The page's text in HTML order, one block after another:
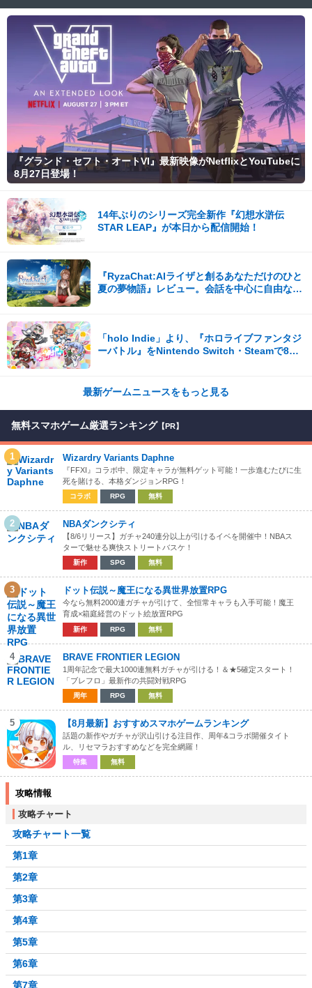
『グランド・セフト・オートVI』最新映像がNetflixとYouTubeに
8月27日登場！
14年ぶりのシリーズ完全新作『幻想水滸伝
STAR LEAP』が本日から配信開始！
『RyzaChat:AIライザと創るあなただけのひと
夏の夢物語』レビュー。会話を中心に自由な冒
「holo Indie」より、『ホロライブファンタジ
ーバトル』をNintendo Switch・Steamで8月7
最新ゲームニュースをもっと見る
無料スマホゲーム厳選ランキング 【PR】
1 Wizardry Variants Daphne
『FFXI』コラボ中、限定キャラが無料ゲット可能！一歩進むたびに生
死を賭ける、本格ダンジョンRPG！
コラボ RPG 無料
2 NBAダンクシティ
【8/6リリース】ガチャ240連分以上が引けるイベを開催中！NBAス
ターで魅せる爽快ストリートバスケ！
新作 SPG 無料
3 ドット伝説～魔王になる異世界放置RPG
今なら無料2000連ガチャが引けて、全恒常キャラも入手可能！魔王
育成×箱庭経営のドット絵放置RPG
新作 RPG 無料
4 BRAVE FRONTIER LEGION
1周年記念で最大1000連無料ガチャが引ける！＆★5確定スタート！
「ブレフロ」最新作の共闘対戦RPG
周年 RPG 無料
5 【8月最新】おすすめスマホゲームランキング
話題の新作やガチャが沢山引ける注目作、周年&コラボ開催タイト
ル、リセマラおすすめなどを完全網羅！
特集 無料
攻略情報
攻略チャート
攻略チャート一覧
第1章
第2章
第3章
第4章
第5章
第6章
第7章